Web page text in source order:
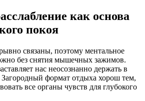
как основа
покоя
связаны, поэтому ментальное
без снятия мышечных зажимов.
нас неосознанно держать в
формат отдыха хорош тем,
все органы чувств для глубокого